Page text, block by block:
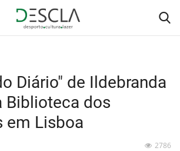
Diário" de Ildebranda
Biblioteca dos
em Lisboa
2786